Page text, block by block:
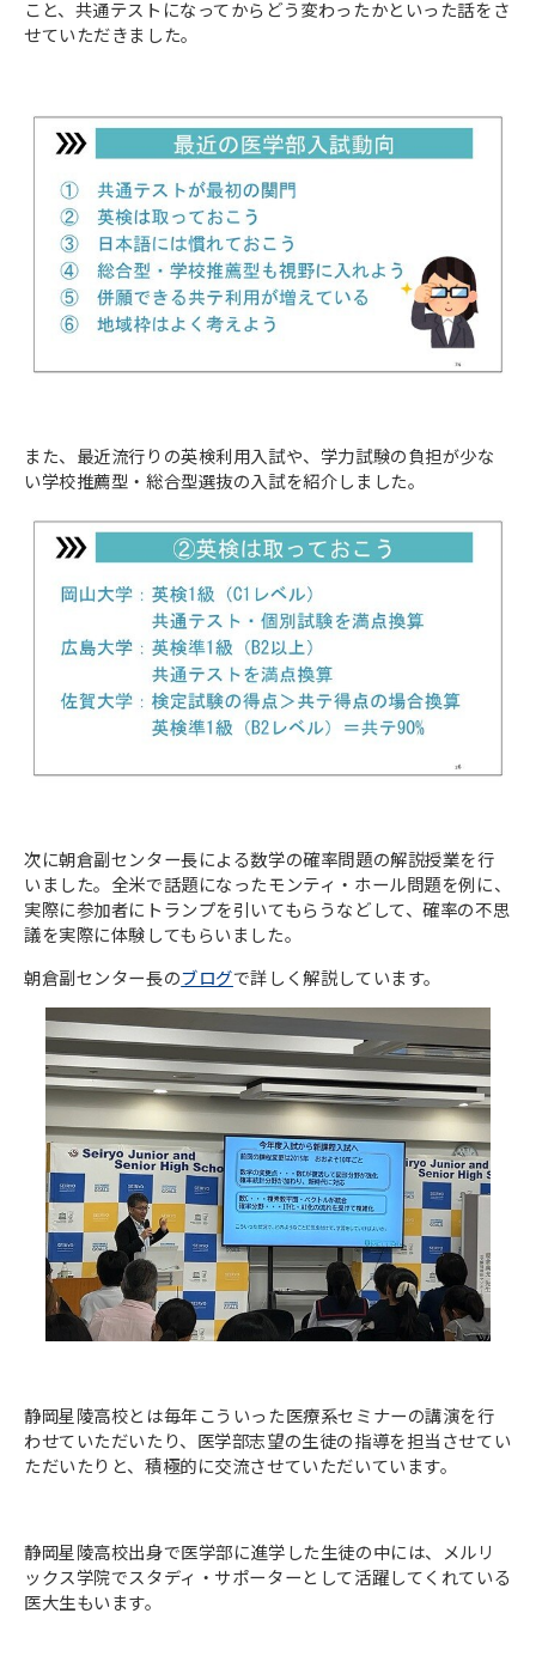
こと、共通テストになってからどう変わったかといった話をさ
せていただきました。
また、最近流行りの英検利用入試や、学力試験の負担が少な
い学校推薦型・総合型選抜の入試を紹介しました。
次に朝倉副センター長による数学の確率問題の解説授業を行
いました。全米で話題になったモンティ・ホール問題を例に、
実際に参加者にトランプを引いてもらうなどして、確率の不思
議を実際に体験してもらいました。
朝倉副センター長のブログで詳しく解説しています。
静岡星陵高校とは毎年こういった医療系セミナーの講演を行
わせていただいたり、医学部志望の生徒の指導を担当させてい
ただいたりと、積極的に交流させていただいています。
静岡星陵高校出身で医学部に進学した生徒の中には、メルリ
ックス学院でスタディ・サポーターとして活躍してくれている
医大生もいます。